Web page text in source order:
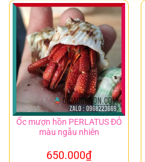
Ốc mượn hồn PERLATUS ĐỎ
màu ngẫu nhiên
650.000₫